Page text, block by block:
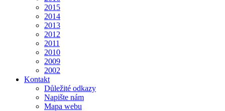
2015
2014
2013
2012
2011
2010
2009
2002
Kontakt
Důležité odkazy
Napište nám
Mapa webu